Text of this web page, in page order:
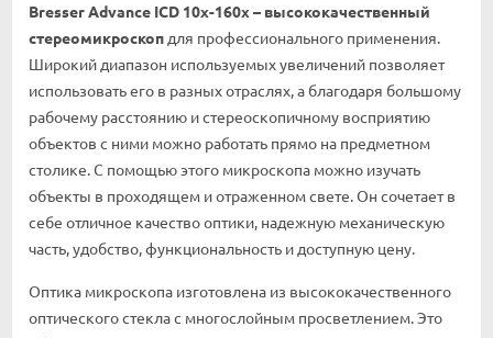
Bresser Advance ICD 10x-160x – высококачественный
стереомикроскоп для профессионального применения.
Широкий диапазон используемых увеличений позволяет
использовать его в разных отраслях, а благодаря большому
рабочему расстоянию и стереоскопичному восприятию
объектов с ними можно работать прямо на предметном
столике. С помощью этого микроскопа можно изучать
объекты в проходящем и отраженном свете. Он сочетает в
себе отличное качество оптики, надежную механическую
часть, удобство, функциональность и доступную цену.
Оптика микроскопа изготовлена из высококачественного
оптического стекла с многослойным просветлением. Это